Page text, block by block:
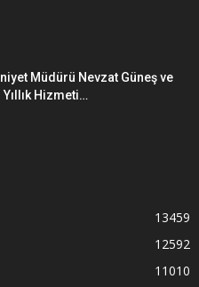
Müdürü Nevzat Güneş ve
Hizmeti…
13459
12592
11010